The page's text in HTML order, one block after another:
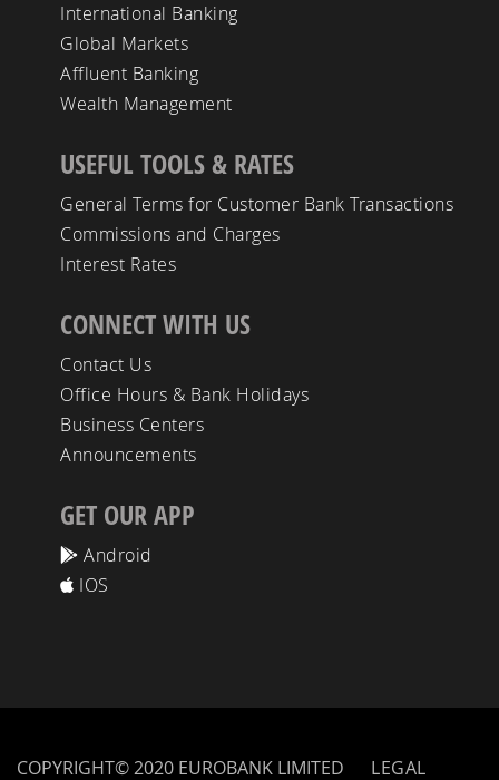
International Banking
Global Markets
Affluent Banking
Wealth Management
USEFUL TOOLS & RATES
General Terms for Customer Bank Transactions
Commissions and Charges
Interest Rates
CONNECT WITH US
Contact Us
Office Hours & Bank Holidays
Business Centers
Announcements
GET OUR APP
Android
IOS
COPYRIGHT© 2020 EUROBANK LIMITED LEGAL